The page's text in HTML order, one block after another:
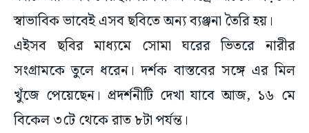
স্বাভাবিক ভাবেই এসব ছবিতে অন্য ব্যঞ্জনা তৈরি হয়।
এইসব ছবির মাধ্যমে সোমা ঘরের ভিতরে নারীর
সংগ্রামকে তুলে ধরেন। দর্শক বাস্তবের সঙ্গে এর মিল
খুঁজে পেয়েছেন। প্রদর্শনীটি দেখা যাবে আজ, ১৬ মে
বিকেল ৩টে থেকে রাত ৮টা পর্যন্ত।